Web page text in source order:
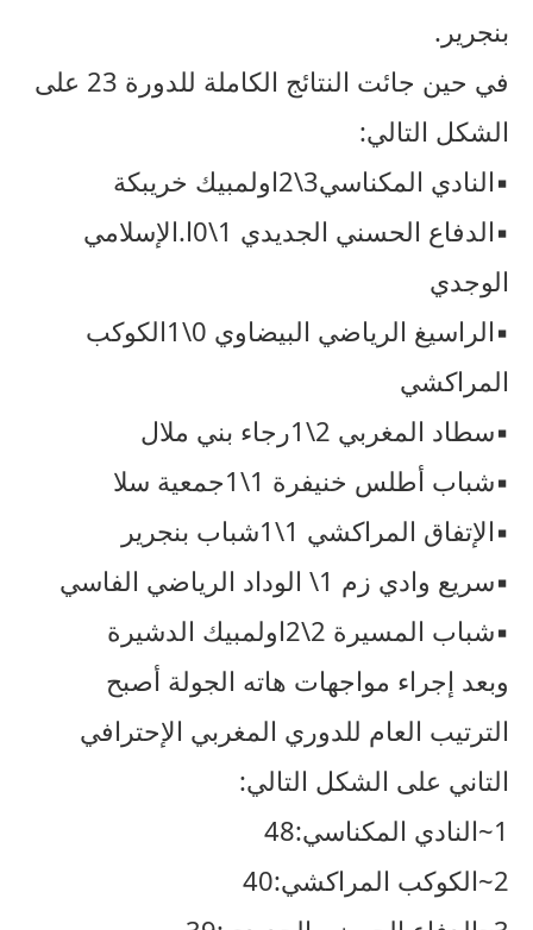
بنجرير.
في حين جائت النتائج الكاملة للدورة 23 على
الشكل التالي:
▪︎النادي المكناسي3\2اولمبيك خريبكة
▪︎الدفاع الحسني الجديدي 1\0ا.الإسلامي
الوجدي
▪︎الراسيغ الرياضي البيضاوي 0\1الكوكب
المراكشي
▪︎سطاد المغربي 2\1رجاء بني ملال
▪︎شباب أطلس خنيفرة 1\1جمعية سلا
▪︎الإتفاق المراكشي 1\1شباب بنجرير
▪︎سريع وادي زم 1\ الوداد الرياضي الفاسي
▪︎شباب المسيرة 2\2اولمبيك الدشيرة
وبعد إجراء مواجهات هاته الجولة أصبح
الترتيب العام للدوري المغربي الإحترافي
التاني على الشكل التالي:
1~النادي المكناسي:48
2~الكوكب المراكشي:40